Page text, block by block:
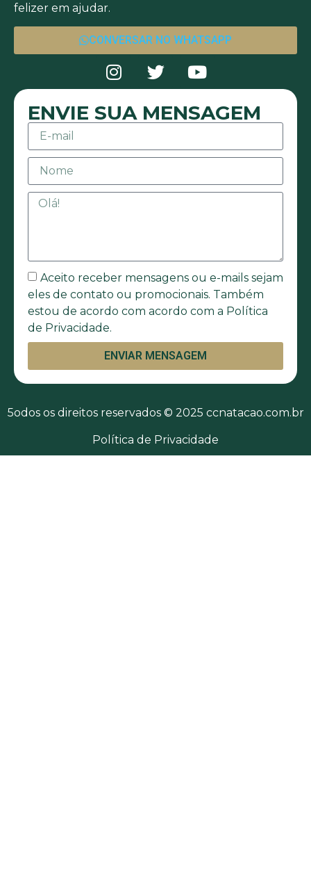
felizer em ajudar.
CONVERSAR NO WHATSAPP
ENVIE SUA MENSAGEM
Aceito receber mensagens ou e-mails sejam
eles de contato ou promocionais. Também
estou de acordo com acordo com a Política
de Privacidade.
ENVIAR MENSAGEM
5odos os direitos reservados © 2025 ccnatacao.com.br
Política de Privacidade